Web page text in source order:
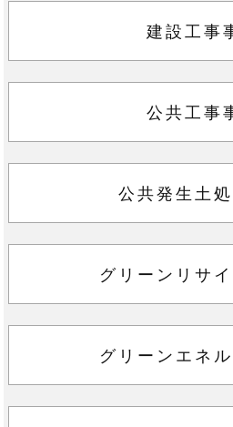
建設工事
公共工事
公共発生土
グリーンリサ
グリーンエネ